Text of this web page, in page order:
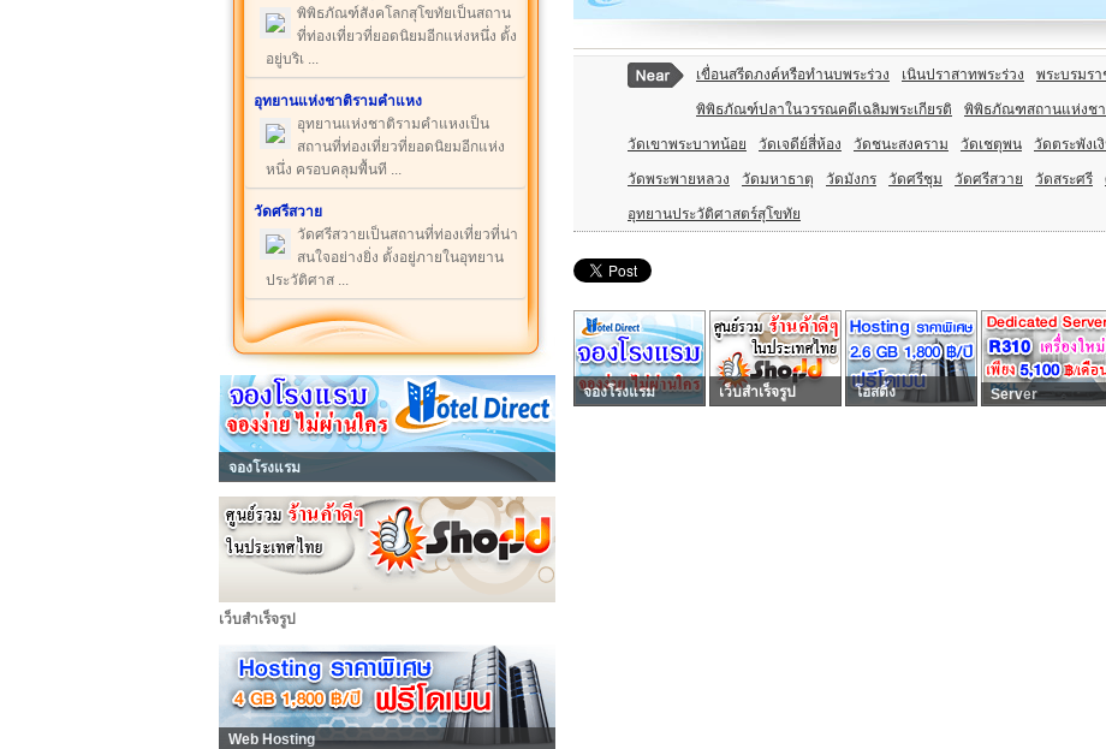
พิพิธภัณฑ์สังคโลกสุโขทัยเป็นสถาน
ที่ท่องเที่ยวที่ยอดนิยมอีกแห่งหนึ่ง ตั้ง
อยู่บริเ ...
อุทยานแห่งชาติรามคำแหง
อุทยานแห่งชาติรามคำแหงเป็น
สถานที่ท่องเที่ยวที่ยอดนิยมอีกแห่ง
หนึ่ง ครอบคลุมพื้นที ...
วัดศรีสวาย
วัดศรีสวายเป็นสถานที่ท่องเที่ยวที่น่า
สนใจอย่างยิ่ง ตั้งอยู่ภายในอุทยาน
ประวัติศาส ...
จองโรงแรม
เว็บสำเร็จรูป
Web Hosting
เขื่อนสรีดภงค์หรือทำนบพระร่วง เนินปราสาทพระร่วง พระบรมร
พิพิธภัณฑ์ปลาในวรรณคดีเฉลิมพระเกียรติ พิพิธภัณฑสถานแห่งชา
วัดเขาพระบาทน้อย วัดเจดีย์สี่ห้อง วัดชนะสงคราม วัดเชตุพน วัดตระพังเ
วัดพระพายหลวง วัดมหาธาตุ วัดมังกร วัดศรีชุม วัดศรีสวาย วัดสระศรี
อุทยานประวัติศาสตร์สุโขทัย
จองโรงแรม เว็บสำเร็จรูป โฮสติ้ง Server